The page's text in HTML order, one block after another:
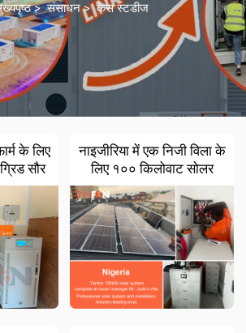
>संसाधन>केस स्टडीज
के लिए
सौर
नाइजीरिया में एक निजी विला के
लिए १०० किलोवाट सोलर
सिस्टम बैटरी स्टोरेज के साथ